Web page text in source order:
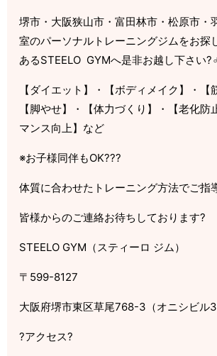
堺市・大阪狭山市・富田林市・松原市・
室のパーソナルトレーニングジムをお探
あるSTEELO GYMへ是非お越し下さい
【ダイエット】・【ボディメイク】・【
【脚やせ】・【体力づくり】・【老化防
マンス向上】など
※お子様同伴もOK???
体質に合わせたトレーニング方法でご指
皆様からのご連絡お待ちしております?
STEELO GYM （スティーロ ジム）
〒 599-8127
大阪府堺市東区草尾768-3 （オニシビル
?アクセス?